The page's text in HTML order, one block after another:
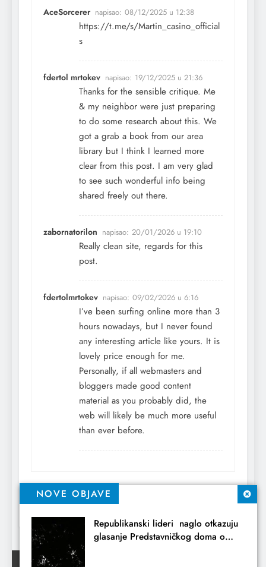
AceSorcerer napisao: 08/12/2025 u 12:38
https://t.me/s/Martin_casino_official
s
fdertol mrtokev napisao: 19/12/2025 u 21:36
Thanks for the sensible critique. Me
& my neighbor were just preparing
to do some research about this. We
got a grab a book from our area
library but I think I learned more
clear from this post. I am very glad
to see such wonderful info being
shared freely out there.
zabornatorilon napisao: 20/01/2026 u 19:10
Really clean site, regards for this
post.
fdertolmrtokev napisao: 09/02/2026 u 6:16
I’ve been surfing online more than 3
hours nowadays, but I never found
any interesting article like yours. It is
lovely price enough for me.
Personally, if all webmasters and
bloggers made good content
material as you probably did, the
web will likely be much more useful
than ever before.
Comments are closed.
NOVE OBJAVE
Republikanski lideri naglo otkazuju
glasanje Predstavničkog doma o